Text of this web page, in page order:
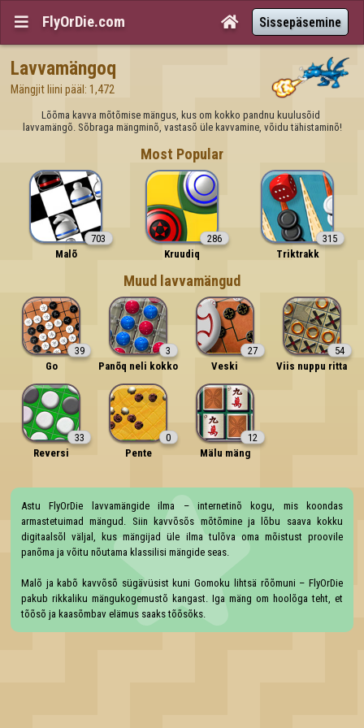
 FlyOrDie.com  Sissepäsemine
Lavvamängoq
Mängjit liini pääl: 1,472
Lõõma kavva mõtõmise mängus, kus om kokko pandnu kuulusõid
lavvamängõ. Sõbraga mängminõ, vastasõ üle kavvamine, võidu tähistaminõ!
Most Popular
703
Malõ
286
Kruudiq
315
Triktrakk
Muud lavvamängud
39
Go
3
Panõq neli kokko
27
Veski
54
Viis nuppu ritta
33
Reversi
0
Pente
12
Mälu mäng
Astu FlyOrDie lavvamängide ilma – internetinõ kogu, mis koondas
armastetuimad mängud. Siin kavvõsõs mõtõmine ja lõbu saava kokku
digitaalsõl väljal, kus mängijad üle ilma tulõva oma mõistust proovile
panõma ja võitu nõutama klassilisi mängide seas.
Malõ ja kabõ kavvõsõ sügävüsist kuni Gomoku lihtsä rõõmuni – FlyOrDie
pakub rikkaliku mängukogemustõ kangast. Iga mäng om hoolõga teht, et
tõõsõ ja kaasõmbav elämus saaks tõõsõks.